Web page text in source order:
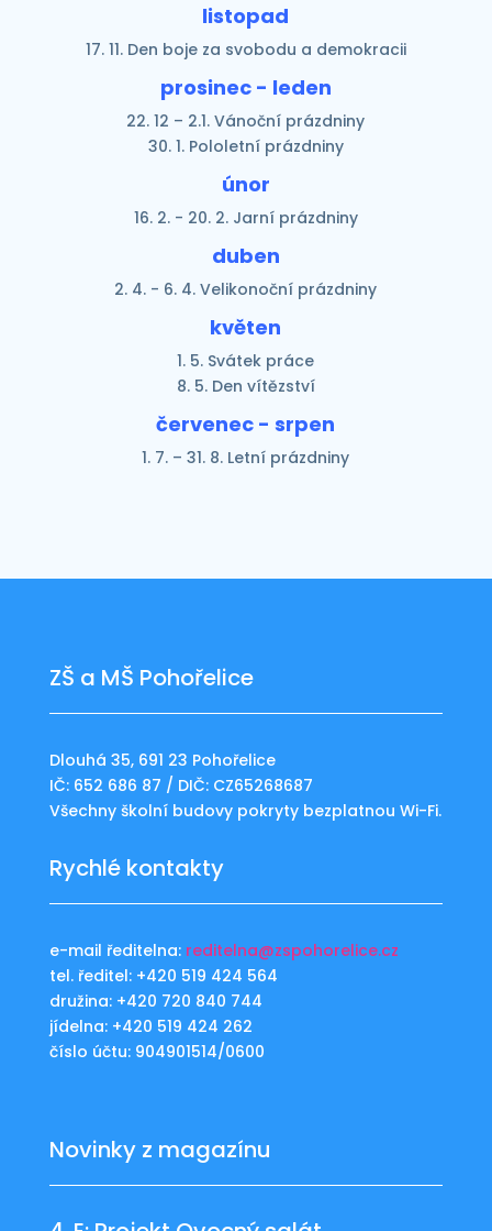
listopad
17. 11. Den boje za svobodu a demokracii
prosinec - leden
22. 12 – 2.1. Vánoční prázdniny
30. 1. Pololetní prázdniny
únor
16. 2. - 20. 2. Jarní prázdniny
duben
2. 4. - 6. 4. Velikonoční prázdniny
květen
1. 5. Svátek práce
8. 5. Den vítězství
červenec - srpen
1. 7. – 31. 8. Letní prázdniny
ZŠ a MŠ Pohořelice
Dlouhá 35, 691 23 Pohořelice
IČ: 652 686 87 / DIČ: CZ65268687
Všechny školní budovy pokryty bezplatnou Wi-Fi.
Rychlé kontakty
e-mail ředitelna: reditelna@zspohorelice.cz
tel. ředitel: +420 519 424 564
družina: +420 720 840 744
jídelna: +420 519 424 262
číslo účtu: 904901514/0600
Novinky z magazínu